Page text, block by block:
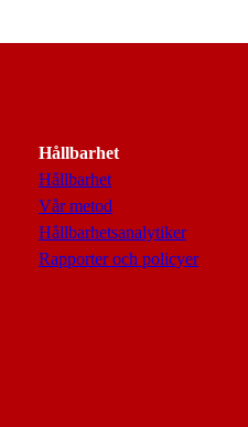
Hållbarhet
Hållbarhet
Vår metod
Hållbarhetsanalytiker
Rapporter och policyer